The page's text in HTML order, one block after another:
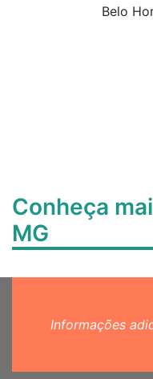
Belo
Conheça
MG
Informações